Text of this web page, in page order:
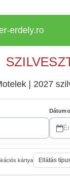
erdely.ro
| 2027
kártya Ellátás